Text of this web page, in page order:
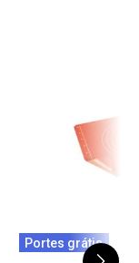
Portes grátis